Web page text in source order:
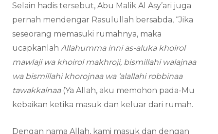
Selain hadis tersebut, Abu Malik Al Asy’ari juga
pernah mendengar Rasulullah bersabda, “Jika
seseorang memasuki rumahnya, maka
ucapkanlah Allahumma inni as-aluka khoirol
mawlaji wa khoirol makhroji, bismillahi walajnaa
wa bismillahi khorojnaa wa ‘alallahi robbinaa
tawakkalnaa(Ya Allah, aku memohon pada-Mu
kebaikan ketika masuk dan keluar dari rumah.
Dengan nama Allah, kami masuk dan dengan